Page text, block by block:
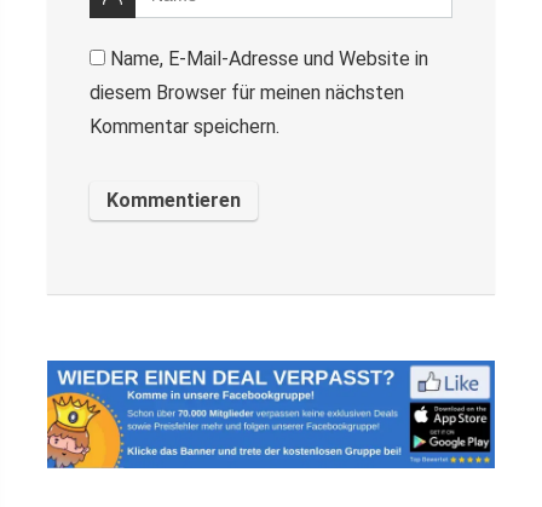
Name, E-Mail-Adresse und Website in
diesem Browser für meinen nächsten
Kommentar speichern.